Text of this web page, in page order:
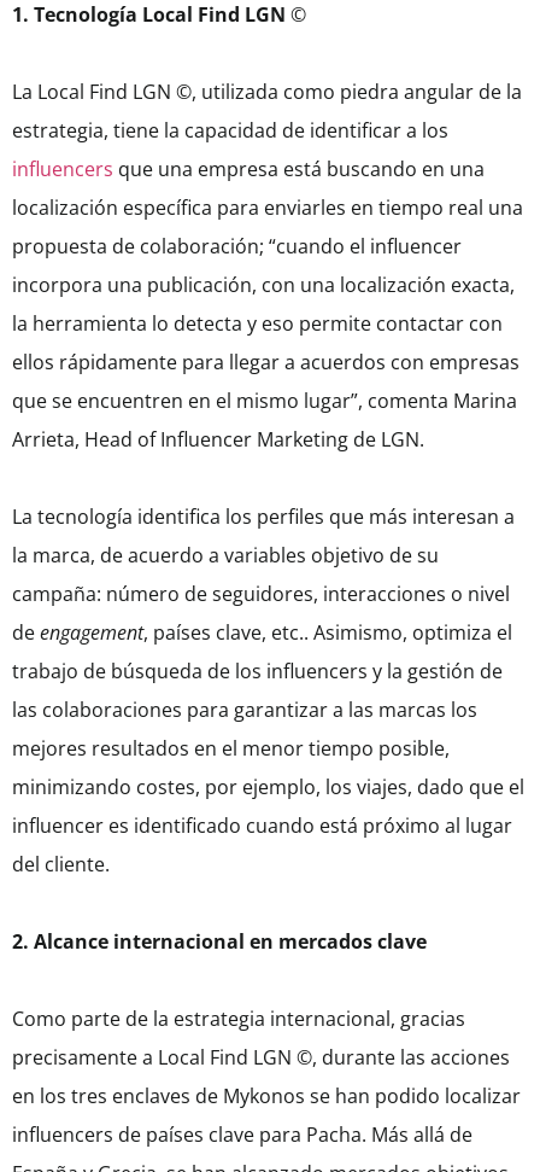
1. Tecnología Local Find LGN ©
La Local Find LGN ©, utilizada como piedra angular de la
estrategia, tiene la capacidad de identificar a los
influencers que una empresa está buscando en una
localización específica para enviarles en tiempo real una
propuesta de colaboración; “cuando el influencer
incorpora una publicación, con una localización exacta,
la herramienta lo detecta y eso permite contactar con
ellos rápidamente para llegar a acuerdos con empresas
que se encuentren en el mismo lugar”, comenta Marina
Arrieta, Head of Influencer Marketing de LGN.
La tecnología identifica los perfiles que más interesan a
la marca, de acuerdo a variables objetivo de su
campaña: número de seguidores, interacciones o nivel
deengagement, países clave, etc.. Asimismo, optimiza el
trabajo de búsqueda de los influencers y la gestión de
las colaboraciones para garantizar a las marcas los
mejores resultados en el menor tiempo posible,
minimizando costes, por ejemplo, los viajes, dado que el
influencer es identificado cuando está próximo al lugar
del cliente.
2. Alcance internacional en mercados clave
Como parte de la estrategia internacional, gracias
precisamente a Local Find LGN ©, durante las acciones
en los tres enclaves de Mykonos se han podido localizar
influencers de países clave para Pacha. Más allá de